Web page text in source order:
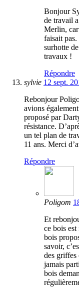
Bonjour
de travail
Merlin,
faisait
surhotte
travaux !
Répondre
sylvie 12 sept.
Rebonjour
avions
proposé par
résistance.
un tel plan de
11 ans. Merci
Répondre
Poligom
Et
ce bois est
bois
savoir,
des griffes
jamais
bois